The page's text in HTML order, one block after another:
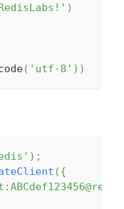
)
( 'utf-8' ) )
) ;
({